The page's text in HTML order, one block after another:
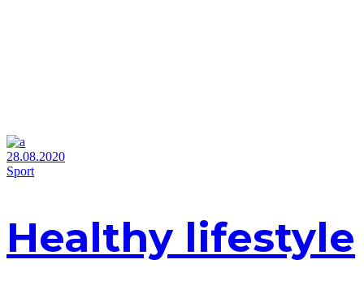
28.08.2020
Sport
Healthy lifestyle